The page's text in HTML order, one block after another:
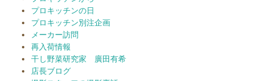
プロキッチンの日
プロキッチン別注企画
メーカー訪問
再入荷情報
干し野菜研究家 廣田有希
店長ブログ